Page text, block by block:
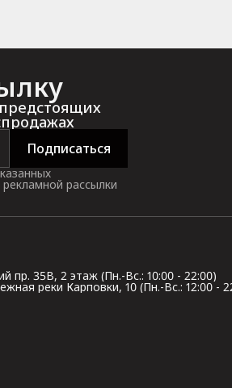
Подписаться
рассылки
пр. 35В, 2 этаж (Пн.-Вс.: 10:00 - 22:00)
реки Карповки, 10 (Пн.-Вс.: 12:00 -